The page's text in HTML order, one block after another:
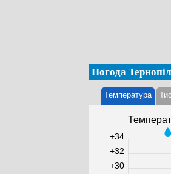
Погода
Температура
+30
+32
+34